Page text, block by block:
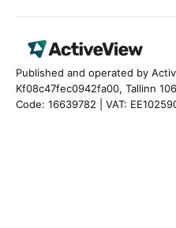
Published and operated by
Kf08c47fec0942fa00, Tallinn
Code: 16639782 | VAT: